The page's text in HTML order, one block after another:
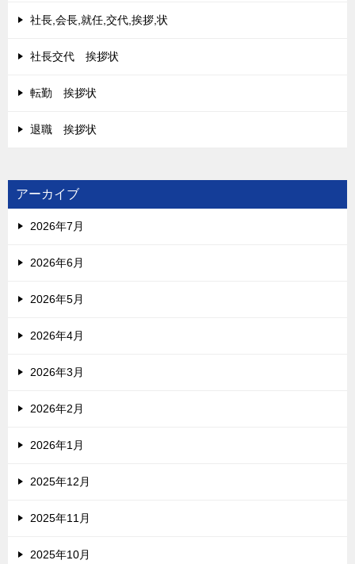
社長,会長,就任,交代,挨拶,状
社長交代 挨拶状
転勤 挨拶状
退職 挨拶状
アーカイブ
2026年7月
2026年6月
2026年5月
2026年4月
2026年3月
2026年2月
2026年1月
2025年12月
2025年11月
2025年10月